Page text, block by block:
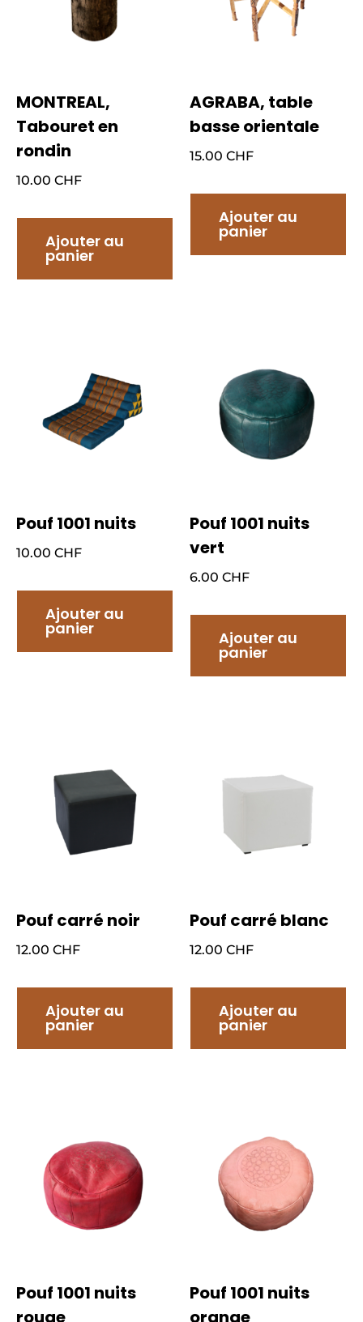
MONTREAL,
Tabouret en
rondin
10.00 CHF
Ajouter au
panier
AGRABA, table
basse orientale
15.00 CHF
Ajouter au
panier
Pouf 1001 nuits
10.00 CHF
Ajouter au
panier
Pouf 1001 nuits
vert
6.00 CHF
Ajouter au
panier
Pouf carré noir
12.00 CHF
Ajouter au
panier
Pouf carré blanc
12.00 CHF
Ajouter au
panier
Pouf 1001 nuits
Pouf 1001 nuits